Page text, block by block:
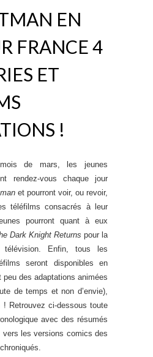
EN
FRANCE 4
ET
!
de mars, les jeunes
rendez-vous chaque jour
et pourront voir, ou revoir,
téléfilms consacrés à leur
pourront quant à eux
Dark Knight Returns pour la
Enfin, tous les
seront disponibles en
peu des adaptations animées
de temps et non d’envie),
! Retrouvez ci-dessous toute
avec des résumés
vers les versions comics des